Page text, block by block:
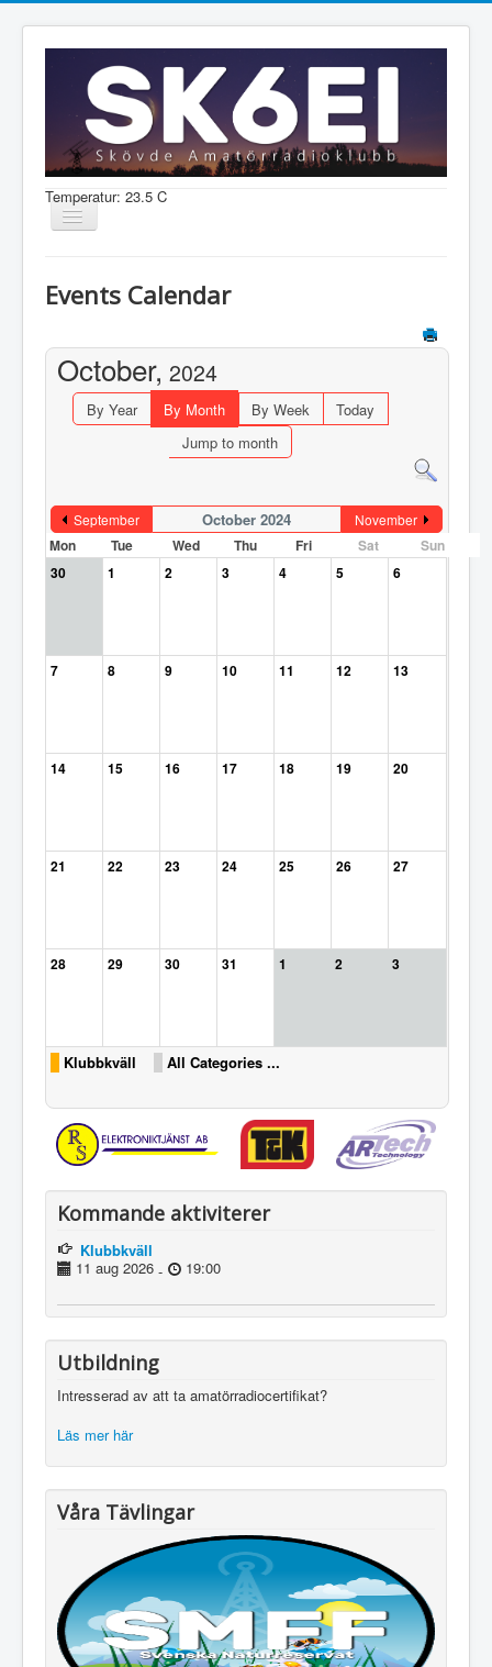
Temperatur: 23.5 C
Visa/dölj
Information
Aktiviteter
Medlem
Events Calendar
October, 2024
By Year By Month By Week
Today
Jump to month
September October 2024 November
Mon Tue Wed Thu Fri Sat
Sun
30
1 2 3 4 5 6
7 8 9 10 11 12 13
14 15 16 17 18 19 20
21 22 23 24 25 26 27
28 29 30 31 1 2 3
Klubbkväll All Categories ...
Kommande aktiviterer
Klubbkväll
11 aug 2026 - 19:00
Utbildning
Intresserad av att ta amatörradiocertifikat?
Läs mer här
Våra Tävlingar